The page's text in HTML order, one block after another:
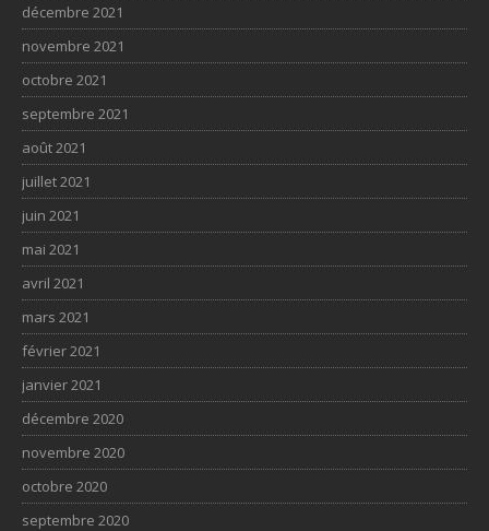
décembre 2021
novembre 2021
octobre 2021
septembre 2021
août 2021
juillet 2021
juin 2021
mai 2021
avril 2021
mars 2021
février 2021
janvier 2021
décembre 2020
novembre 2020
octobre 2020
septembre 2020